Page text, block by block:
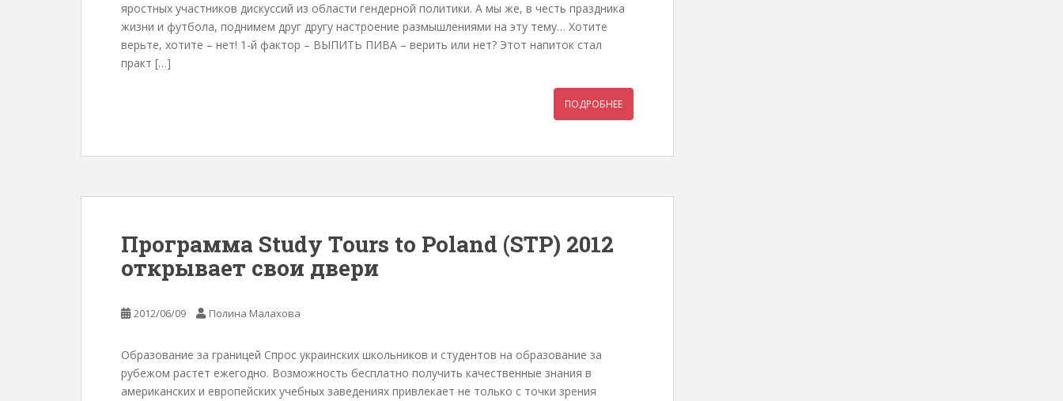
яростных участников дискуссий из области гендерной политики. А мы же, в честь праздника
жизни и футбола, поднимем друг другу настроение размышлениями на эту тему… Хотите
верьте, хотите – нет! 1-й фактор – ВЫПИТЬ ПИВА – верить или нет? Этот напиток стал
практ […]
ПОДРОБНЕЕ
Программа Study Tours to Poland (STP) 2012
открывает свои двери
2012/06/09 Полина Малахова
Образование за границей Спрос украинских школьников и студентов на образование за
рубежом растет ежегодно. Возможность бесплатно получить качественные знания в
американских и европейских учебных заведениях привлекает не только с точки зрения